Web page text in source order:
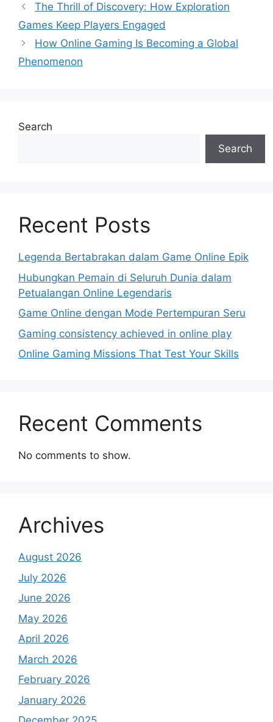
The Thrill of Discovery: How Exploration
Games Keep Players Engaged
How Online Gaming Is Becoming a Global
Phenomenon
Search
Search
Recent Posts
Legenda Bertabrakan dalam Game Online Epik
Hubungkan Pemain di Seluruh Dunia dalam
Petualangan Online Legendaris
Game Online dengan Mode Pertempuran Seru
Gaming consistency achieved in online play
Online Gaming Missions That Test Your Skills
Recent Comments
No comments to show.
Archives
August 2026
July 2026
June 2026
May 2026
April 2026
March 2026
February 2026
January 2026